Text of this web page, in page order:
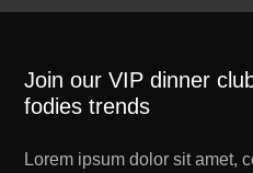
Join our VIP dinner
fodies trends
Lorem ipsum dolor sit amet,